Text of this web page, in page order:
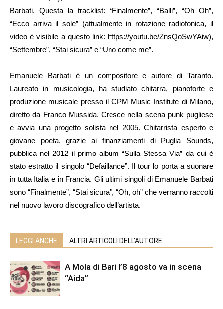
Barbati. Questa la tracklist: “Finalmente”, “Balli”, “Oh Oh”,
“Ecco arriva il sole” (attualmente in rotazione radiofonica, il
video è visibile a questo link: https://youtu.be/ZnsQoSwYAiw),
“Settembre”, “Stai sicura” e “Uno come me”.
Emanuele Barbati è un compositore e autore di Taranto.
Laureato in musicologia, ha studiato chitarra, pianoforte e
produzione musicale presso il CPM Music Institute di Milano,
diretto da Franco Mussida. Cresce nella scena punk pugliese
e avvia una progetto solista nel 2005. Chitarrista esperto e
giovane poeta, grazie ai finanziamenti di Puglia Sounds,
pubblica nel 2012 il primo album “Sulla Stessa Via” da cui è
stato estratto il singolo “Defaillance”. Il tour lo porta a suonare
in tutta Italia e in Francia. Gli ultimi singoli di Emanuele Barbati
sono “Finalmente”, “Stai sicura”, “Oh, oh” che verranno raccolti
nel nuovo lavoro discografico dell’artista.
LEGGI ANCHE ALTRI ARTICOLI DELL'AUTORE
A Mola di Bari l’8 agosto va in scena
“Aida”